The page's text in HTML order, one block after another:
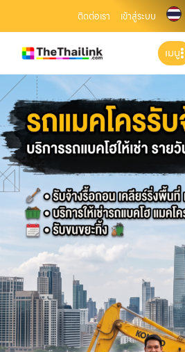
ติดต่อเรา เข้าสู่ระบบ
เมนู